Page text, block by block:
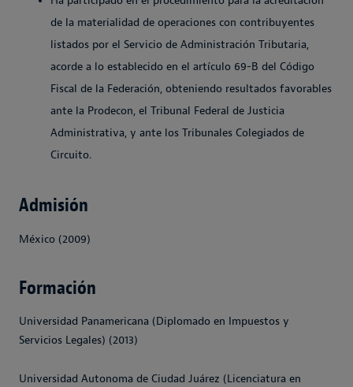
de la materialidad de operaciones con contribuyentes
listados por el Servicio de Administración Tributaria,
acorde a lo establecido en el artículo 69-B del Código
Fiscal de la Federación, obteniendo resultados favorables
ante la Prodecon, el Tribunal Federal de Justicia
Administrativa, y ante los Tribunales Colegiados de
Circuito.
Admisión
México (2009)
Formación
Universidad Panamericana (Diplomado en Impuestos y
Servicios Legales) (2013)
Universidad Autonoma de Ciudad Juárez (Licenciatura en